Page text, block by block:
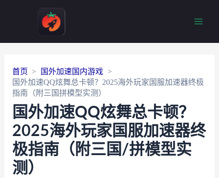
首页
国外加速国内游戏
国外加速QQ炫舞总卡顿？2025海外玩家国服加速器终极
指南（附三国拼模型实测）
国外加速QQ炫舞总卡顿？
2025海外玩家国服加速器终
极指南（附三国/拼模型实
测）